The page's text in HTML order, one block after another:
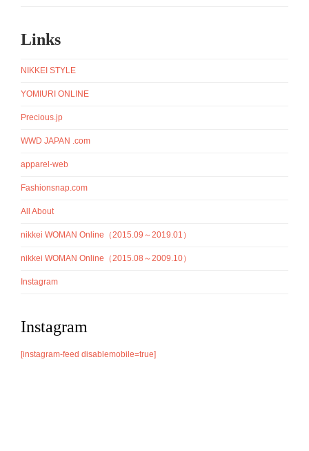
Links
NIKKEI STYLE
YOMIURI ONLINE
Precious.jp
WWD JAPAN .com
apparel-web
Fashionsnap.com
All About
nikkei WOMAN Online（2015.09～2019.01）
nikkei WOMAN Online（2015.08～2009.10）
Instagram
Instagram
[instagram-feed disablemobile=true]